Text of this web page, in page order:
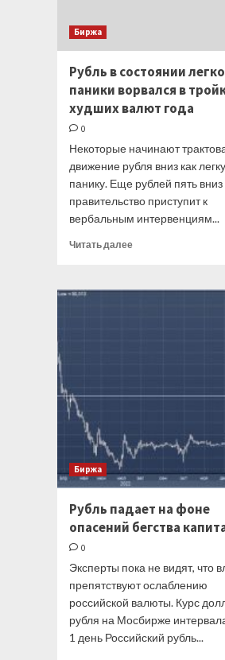
Биржа
Рубль в состоянии
паники ворвался в
худших валют года
0
Некоторые начинают
движение рубля вниз как
панику. Еще рублей пять вниз
правительство приступит к
вербальным интервенциям...
Читать далееПрочитать
Рубль
тройку
года
Биржа
Рубль падает на фоне
опасений бегства
0
Эксперты пока не видят, что
препятствуют ослаблению
российской валюты. Курс
рубля на Мосбирже
1 день Российский рубль...